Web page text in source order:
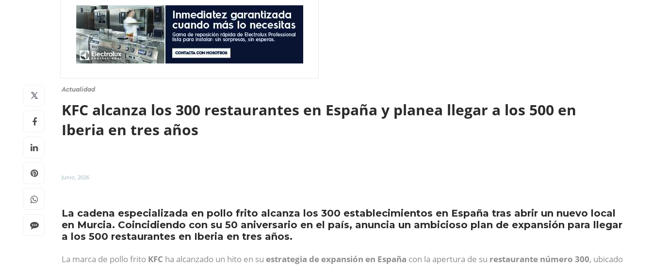
Actualidad
KFC alcanza los 300 restaurantes en España y planea llegar a los 500 en
Iberia en tres años
Junio, 2026
La cadena especializada en pollo frito alcanza los 300 establecimientos en España tras abrir un nuevo local
en Murcia. Coincidiendo con su 50 aniversario en el país, anuncia un ambicioso plan de expansión para llegar
a los 500 restaurantes en Iberia en tres años.
La marca de pollo frito KFC ha alcanzado un hito en su estrategia de expansión en España con la apertura de su restaurante número 300, ubicado